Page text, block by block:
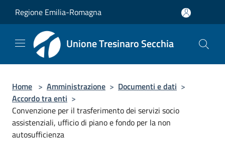
Regione Emilia-Romagna
Unione Tresinaro Secchia
Home > Amministrazione > Documenti e dati >
Accordo tra enti >
Convenzione per il trasferimento dei servizi socio
assistenziali, ufficio di piano e fondo per la non
autosufficienza